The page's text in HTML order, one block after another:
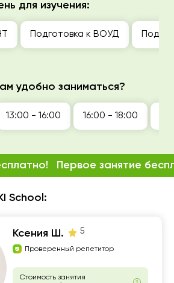
School:
Ксения Ш. 5
Проверенный репетитор
Стоимость занятия
Первое занятие
для изучения:
Подготовка к ВОУД
удобно заниматься?
13:00 - 16:00 16:00 - 18:00